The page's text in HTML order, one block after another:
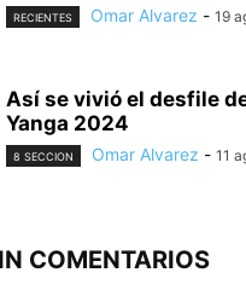
RECIENTES Omar Alvarez - 19
Así se vivió el desfile
Yanga 2024
8 SECCION Omar Alvarez - 11
COMENTARIOS